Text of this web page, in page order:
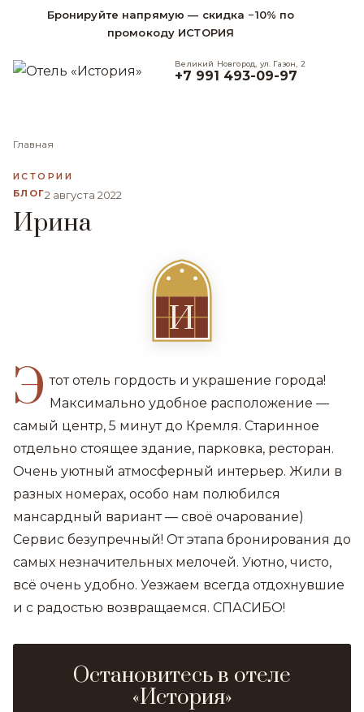
Бронируйте напрямую — скидка −10% по
промокоду ИСТОРИЯ
Великий Новгород, ул. Газон, 2
+7 991 493-09-97
Главная
ИСТОРИИ
БЛОГ2 августа 2022
Ирина
И
Э тот отель гордость и украшение города!
Максимально удобное расположение —
самый центр, 5 минут до Кремля. Старинное
отдельно стоящее здание, парковка, ресторан.
Очень уютный атмосферный интерьер. Жили в
разных номерах, особо нам полюбился
мансардный вариант — своё очарование)
Сервис безупречный! От этапа бронирования до
самых незначительных мелочей. Уютно, чисто,
всё очень удобно. Уезжаем всегда отдохнувшие
и с радостью возвращаемся. СПАСИБО!
Остановитесь в отеле
«История»